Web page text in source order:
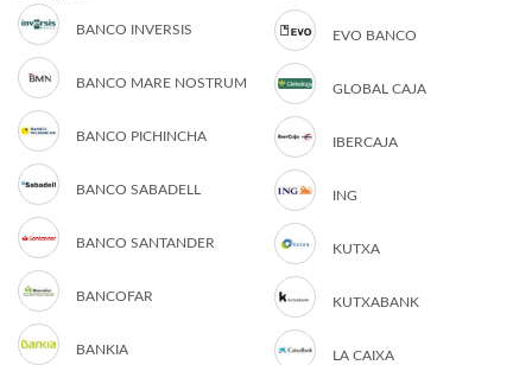
BANCO INVERSIS
BANCO MARE NOSTRUM
BANCO PICHINCHA
BANCO SABADELL
BANCO SANTANDER
BANCOFAR
BANKIA
EVO BANCO
GLOBAL CAJA
IBERCAJA
ING
KUTXA
KUTXABANK
LA CAIXA